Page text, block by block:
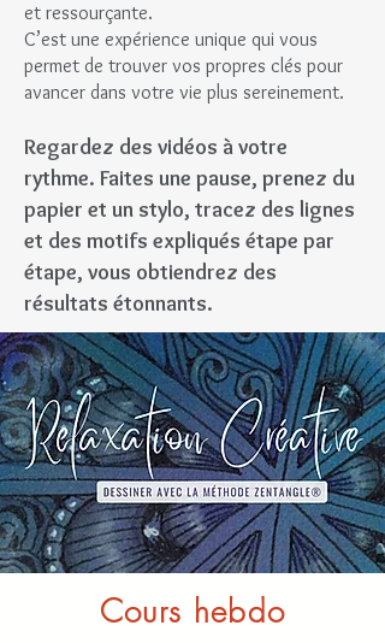
et ressourçante.
C’est une expérience unique qui vous
permet de trouver vos propres clés pour
avancer dans votre vie plus sereinement.
Regardez des vidéos à votre
rythme. Faites une pause, prenez du
papier et un stylo, tracez des lignes
et des motifs expliqués étape par
étape, vous obtiendrez des
résultats étonnants.
Cours hebdo